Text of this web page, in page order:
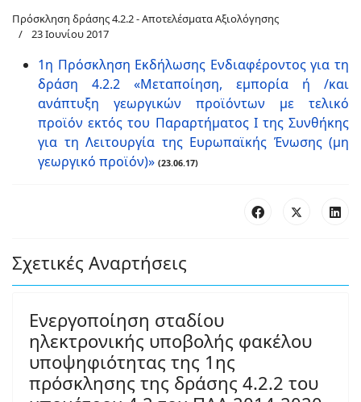
Πρόσκληση δράσης 4.2.2 - Αποτελέσματα Αξιολόγησης
23 Ιουνίου 2017
1η Πρόσκληση Εκδήλωσης Ενδιαφέροντος για τη
δράση 4.2.2 «Μεταποίηση, εμπορία ή /και
ανάπτυξη γεωργικών προϊόντων με τελικό
προϊόν εκτός του Παραρτήματος Ι της Συνθήκης
για τη Λειτουργία της Ευρωπαϊκής Ένωσης (μη
γεωργικό προϊόν)» (23.06.17)
Σχετικές Αναρτήσεις
Ενεργοποίηση σταδίου
ηλεκτρονικής υποβολής φακέλου
υποψηφιότητας της 1ης
πρόσκλησης της δράσης 4.2.2 του